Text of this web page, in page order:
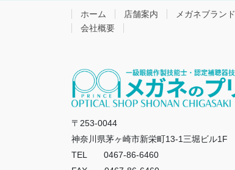
ホーム 店舗案内 メガネブランド
会社概要
〒253-0044
神奈川県茅ヶ崎市新栄町13-1三堀ビル1F
TEL 0467-86-6460